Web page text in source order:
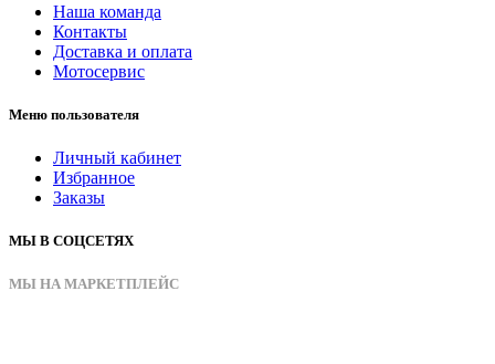
Наша команда
Контакты
Доставка и оплата
Мотосервис
Меню пользователя
Личный кабинет
Избранное
Заказы
МЫ В СОЦСЕТЯХ
МЫ НА МАРКЕТПЛЕЙС